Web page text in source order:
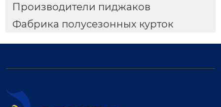
Производители пиджаков
Фабрика полусезонных курток